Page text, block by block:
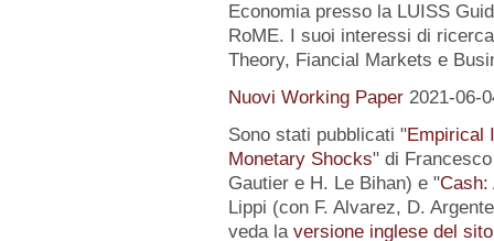
Economia presso la LUISS
RoME. I suoi interessi di
Theory, Fiancial Markets e
Nuovi Working Paper 2021-06-
Sono stati pubblicati "Empirical
Monetary Shocks" di
Gautier e H. Le Bihan) e "Cash:
Lippi (con F. Alvarez, D.
veda la versione inglese del sito